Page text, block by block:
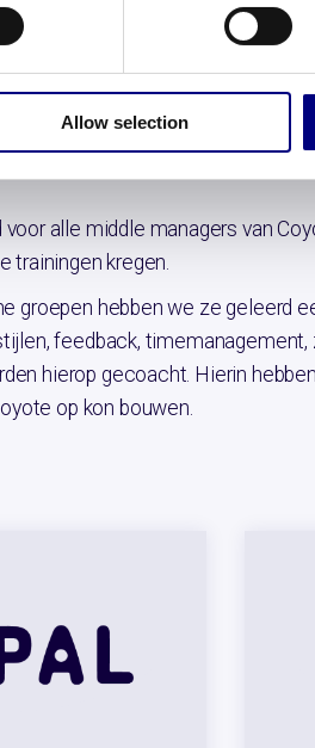
Allow selection
van de
hadden ze te maken
‘From good to great’ verder
alle middle managers van
trainingen kregen.
groepen hebben we ze geleerd
feedback,
hierop gecoacht. Hierin
op kon bouwen.